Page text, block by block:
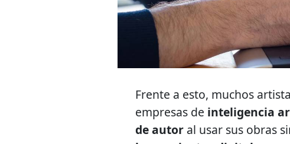
Frente a esto, muchos
empresas de inteligencia
de autor al usar sus obras